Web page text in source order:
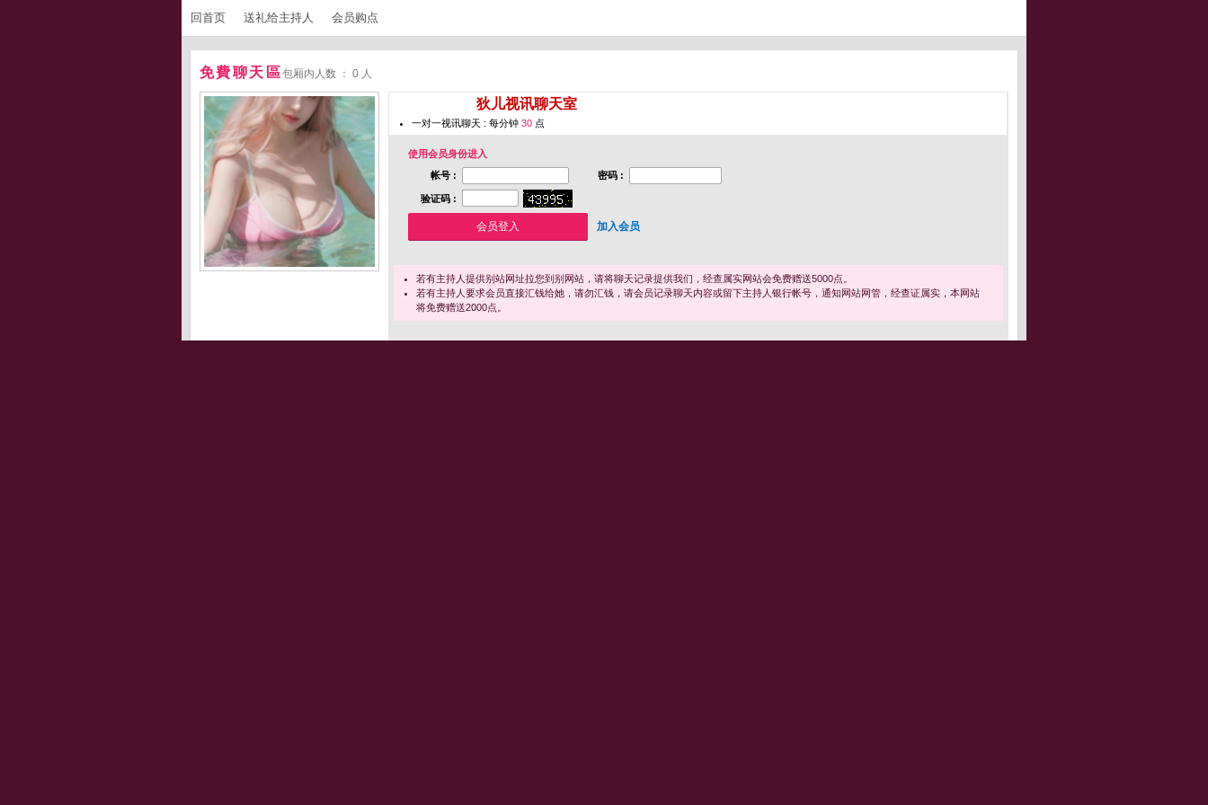
回首页 送礼给主持人 会员购点
免費聊天區包厢内人数 ： 0 人
狄儿视讯聊天室
一对一视讯聊天 : 每分钟 30 点
使用会员身份进入
帐号 :
密码 :
验证码 :
加入会员
若有主持人提供别站网址拉您到别网站，请将聊天记录提供我们，经查属实网站会免费赠送5000点。
若有主持人要求会员直接汇钱给她，请勿汇钱，请会员记录聊天内容或留下主持人银行帐号，通知网站网管，经查证属实，本网站
将免费赠送2000点。